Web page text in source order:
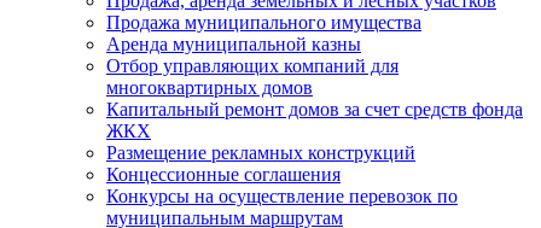
Продажа муниципального имущества
Аренда муниципальной казны
Отбор управляющих компаний для
многоквартирных домов
Капитальный ремонт домов за счет средств фонда
ЖКХ
Размещение рекламных конструкций
Концессионные соглашения
Конкурсы на осуществление перевозок по
муниципальным маршрутам